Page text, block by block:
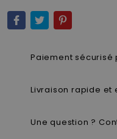
Paiement sécurisé
Livraison rapide et
Une question ?